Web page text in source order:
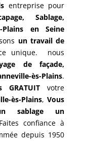
entreprise pour
Sablage,
en Seine
un travail de
unique.
nous
de façade,
ès-Plains.
GRATUITvotre
ès-Plains,Vous
sablage un
Faites confiance à
depuis 1950